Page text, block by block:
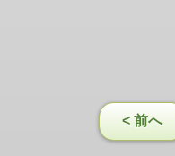
< 前へ